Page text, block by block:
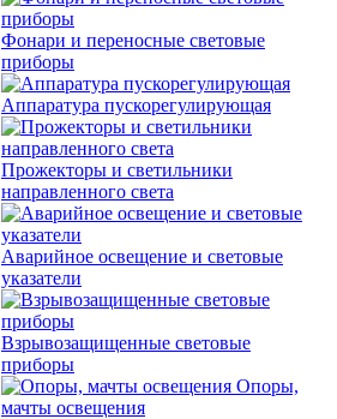
Фонари и переносные световые
приборы
Аппаратура пускорегулирующая
Прожекторы и светильники
направленного света
Аварийное освещение и световые
указатели
Взрывозащищенные световые
приборы
Опоры,
мачты освещения